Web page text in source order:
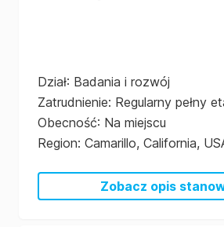
Dział: Badania i rozwój
Zatrudnienie: Regularny pełny
Obecność: Na miejscu
Region: Camarillo, California,
Zobacz opis